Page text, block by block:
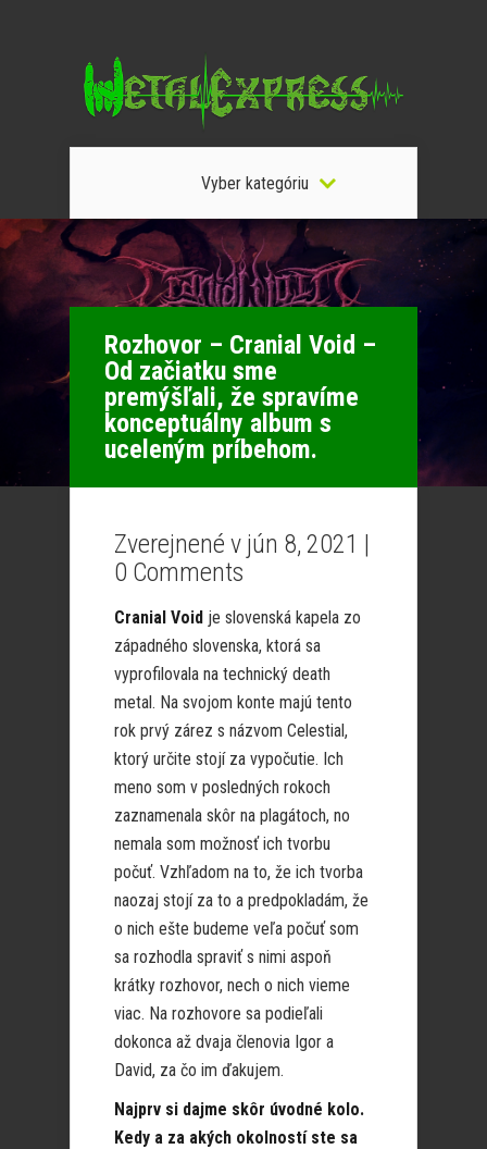
Vyber kategóriu
Rozhovor – Cranial Void –
Od začiatku sme
premýšľali, že spravíme
konceptuálny album s
uceleným príbehom.
Zverejnené v jún 8, 2021 |
0 Comments
Cranial Void je slovenská kapela zo
západného slovenska, ktorá sa
vyprofilovala na technický death
metal. Na svojom konte majú tento
rok prvý zárez s názvom Celestial,
ktorý určite stojí za vypočutie. Ich
meno som v posledných rokoch
zaznamenala skôr na plagátoch, no
nemala som možnosť ich tvorbu
počuť. Vzhľadom na to, že ich tvorba
naozaj stojí za to a predpokladám, že
o nich ešte budeme veľa počuť som
sa rozhodla spraviť s nimi aspoň
krátky rozhovor, nech o nich vieme
viac. Na rozhovore sa podieľali
dokonca až dvaja členovia Igor a
David, za čo im ďakujem.
Najprv si dajme skôr úvodné kolo.
Kedy a za akých okolností ste sa